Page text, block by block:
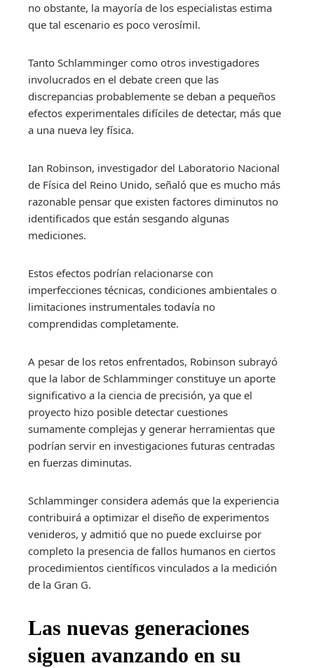
no obstante, la mayoría de los especialistas estima
que tal escenario es poco verosímil.
Tanto Schlamminger como otros investigadores
involucrados en el debate creen que las
discrepancias probablemente se deban a pequeños
efectos experimentales difíciles de detectar, más que
a una nueva ley física.
Ian Robinson, investigador del Laboratorio Nacional
de Física del Reino Unido, señaló que es mucho más
razonable pensar que existen factores diminutos no
identificados que están sesgando algunas
mediciones.
Estos efectos podrían relacionarse con
imperfecciones técnicas, condiciones ambientales o
limitaciones instrumentales todavía no
comprendidas completamente.
A pesar de los retos enfrentados, Robinson subrayó
que la labor de Schlamminger constituye un aporte
significativo a la ciencia de precisión, ya que el
proyecto hizo posible detectar cuestiones
sumamente complejas y generar herramientas que
podrían servir en investigaciones futuras centradas
en fuerzas diminutas.
Schlamminger considera además que la experiencia
contribuirá a optimizar el diseño de experimentos
venideros, y admitió que no puede excluirse por
completo la presencia de fallos humanos en ciertos
procedimientos científicos vinculados a la medición
de la Gran G.
Las nuevas generaciones
siguen avanzando en su